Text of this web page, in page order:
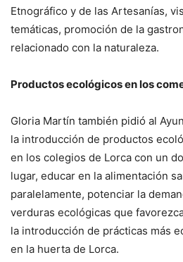
Etnográfico y de las Artesanías,
temáticas, promoción de la
relacionado con la naturaleza.
Productos ecológicos en los
Gloria Martín también pidió al
la introducción de productos
en los colegios de Lorca con un
lugar, educar en la alimentación
paralelamente, potenciar la
verduras ecológicas que
la introducción de prácticas más
en la huerta de Lorca.